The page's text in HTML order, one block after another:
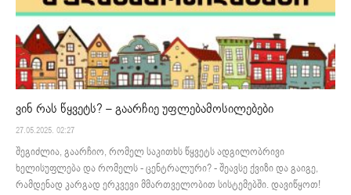
ვინ რას წყვეტს? – გაარჩიე უფლებამოსილებები
27.05.2025. 02:27
შეგიძლია, გაარჩიო, რომელ საკითხს წყვეტს ადგილობრივი
ხელისუფლება და რომელს - ცენტრალური? - შეავსე ქვიზი და გაიგე,
რამდენად კარგად ერკვევი მმართველობით სისტემებში. დავიწყოთ!